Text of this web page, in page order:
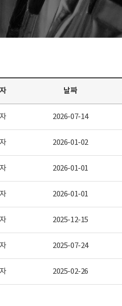
날짜
2026-07-14
2026-01-02
2026-01-01
2026-01-01
2025-12-15
2025-07-24
2025-02-26